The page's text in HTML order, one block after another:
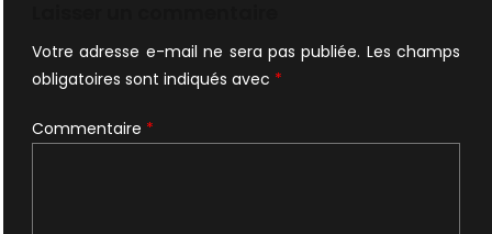
Votre adresse e-mail ne sera pas publiée. Les champs
obligatoires sont indiqués avec *
Commentaire *